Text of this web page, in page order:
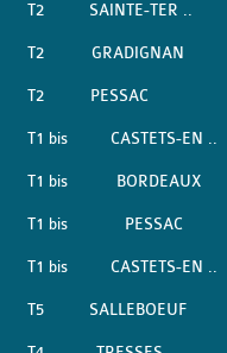
T2 SAINTE-TER ..
T2 GRADIGNAN
T2 PESSAC
T1 bis CASTETS-EN ..
T1 bis BORDEAUX
T1 bis PESSAC
T1 bis CASTETS-EN ..
T5 SALLEBOEUF